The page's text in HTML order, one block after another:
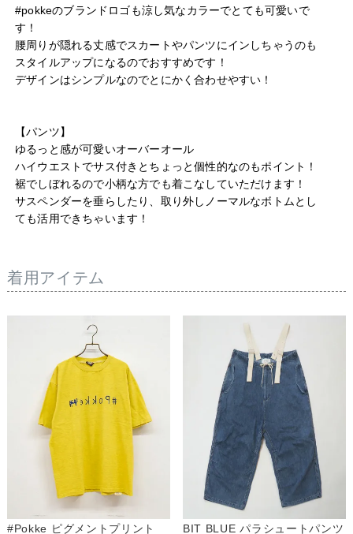
#pokkeのブランドロゴも涼し気なカラーでとても可愛いで
す！
腰周りが隠れる丈感でスカートやパンツにインしちゃうのも
スタイルアップになるのでおすすめです！
デザインはシンプルなのでとにかく合わせやすい！
【パンツ】
ゆるっと感が可愛いオーバーオール
ハイウエストでサス付きとちょっと個性的なのもポイント！
裾でしぼれるので小柄な方でも着こなしていただけます！
サスペンダーを垂らしたり、取り外しノーマルなボトムとし
ても活用できちゃいます！
着用アイテム
#Pokke ピグメントプリント BIT BLUE パラシュートパンツ